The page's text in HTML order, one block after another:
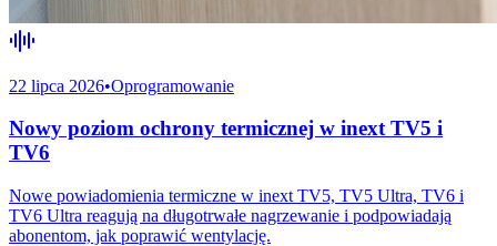
22 lipca 2026•Oprogramowanie
Nowy poziom ochrony termicznej w inext TV5 i
TV6
Nowe powiadomienia termiczne w inext TV5, TV5 Ultra, TV6 i
TV6 Ultra reagują na długotrwałe nagrzewanie i podpowiadają
abonentom, jak poprawić wentylację.